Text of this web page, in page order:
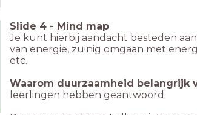
Slide 4 - Mind map
Je kunt hierbij aandacht besteden
van energie, zuinig omgaan met
etc.
Waarom duurzaamheid belangrijk
leerlingen hebben geantwoord.